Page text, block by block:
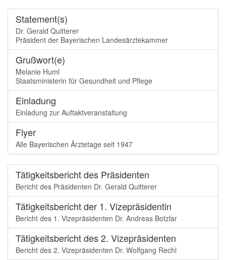
2005 Coburg
2005 München
2004 Memmingen
2004 München
2003 Bad Windsheim
2002 Freising
2001 Deggendorf
Statement(s)
Dr. Gerald Quitterer
Präsident der Bayerischen Landesärztekammer
Grußwort(e)
Melanie Huml
Staatsministerin für Gesundheit und Pflege
Einladung
Einladung zur Auftaktveranstaltung
Flyer
Alle Bayerischen Ärztetage seit 1947
Tätigkeitsbericht des Präsidenten
Bericht des Präsidenten Dr. Gerald Quitterer
Tätigkeitsbericht der 1. Vizepräsidentin
Bericht des 1. Vizepräsidenten Dr. Andreas Botzlar
Tätigkeitsbericht des 2. Vizepräsidenten
Bericht des 2. Vizepräsidenten Dr. Wolfgang Rechl